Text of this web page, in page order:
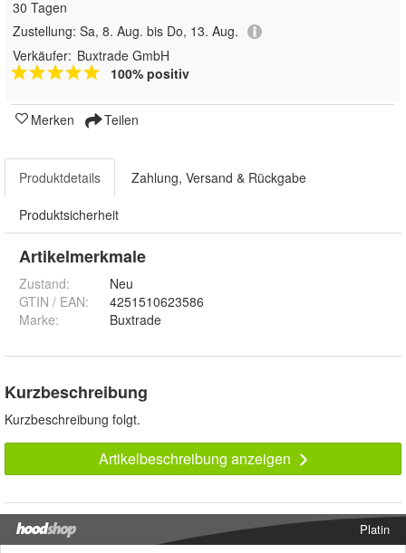
30 Tagen
Zustellung: Sa, 8. Aug. bis Do, 13. Aug.
Verkäufer: Buxtrade GmbH
100% positiv
Merken Teilen
Produktdetails Zahlung, Versand & Rückgabe
Produktsicherheit
Artikelmerkmale
Zustand:
Neu
GTIN / EAN:
4251510623586
Marke:
Buxtrade
Kurzbeschreibung
Kurzbeschreibung folgt.
Artikelbeschreibung anzeigen
Platin